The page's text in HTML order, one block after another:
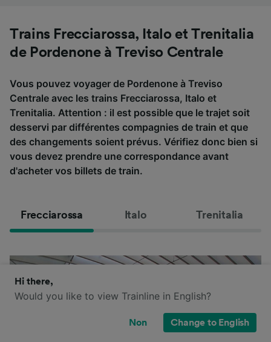
Trains Frecciarossa, Italo et Trenitalia
de Pordenone à Treviso Centrale
Vous pouvez voyager de Pordenone à Treviso
Centrale avec les trains Frecciarossa, Italo et
Trenitalia. Attention : il est possible que le trajet soit
desservi par différentes compagnies de train et que
des changements soient prévus. Vérifiez donc bien si
vous devez prendre une correspondance avant
d'acheter vos billets de train.
Frecciarossa Italo Trenitalia
Hi there,
Would you like to view Trainline in English?
Non Change to English